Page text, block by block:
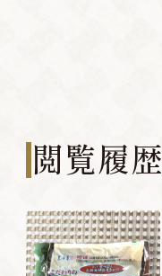
閲覧履歴